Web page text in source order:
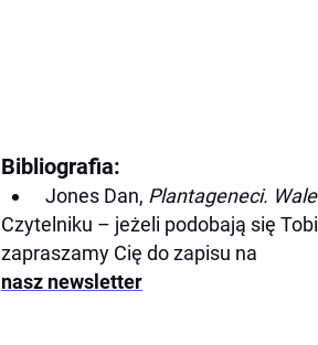
Bibliografia:
Jones Dan, Plantageneci.
Czytelniku – jeżeli podobają się
zapraszamy Cię do zapisu na
nasz newsletter